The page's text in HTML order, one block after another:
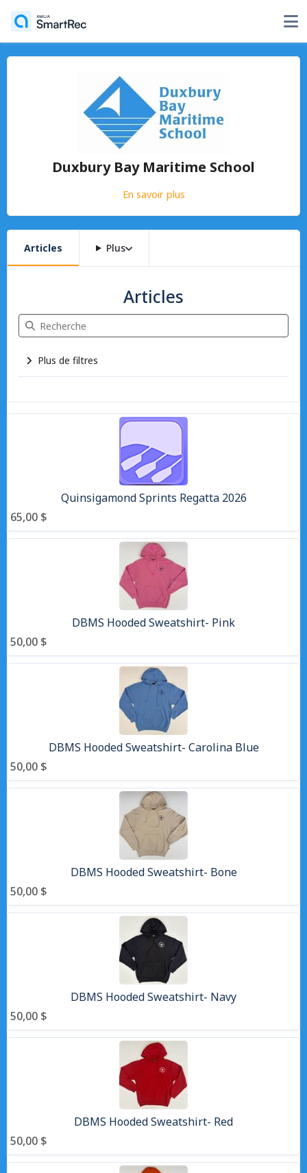
Duxbury Bay Maritime School
En savoir plus
Articles Plus
Articles
Recherche Articles
Plus de filtres
Quinsigamond Sprints Regatta 2026
65,00 $
DBMS Hooded Sweatshirt- Pink
50,00 $
DBMS Hooded Sweatshirt- Carolina Blue
50,00 $
DBMS Hooded Sweatshirt- Bone
50,00 $
DBMS Hooded Sweatshirt- Navy
50,00 $
DBMS Hooded Sweatshirt- Red
50,00 $
9 articles